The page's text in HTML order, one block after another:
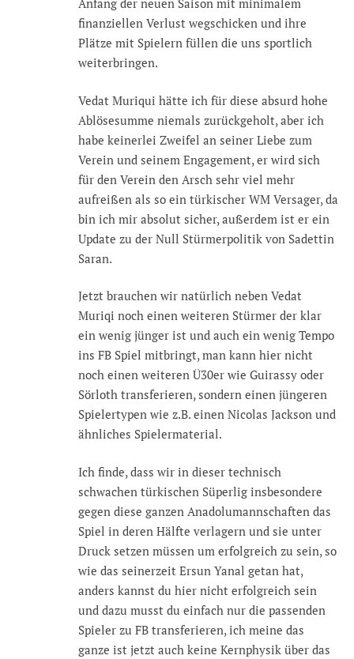
Anfang der neuen Saison mit minimalem
finanziellen Verlust wegschicken und ihre
Plätze mit Spielern füllen die uns sportlich
weiterbringen.
Vedat Muriqui hätte ich für diese absurd hohe
Ablösesumme niemals zurückgeholt, aber ich
habe keinerlei Zweifel an seiner Liebe zum
Verein und seinem Engagement, er wird sich
für den Verein den Arsch sehr viel mehr
aufreißen als so ein türkischer WM Versager, da
bin ich mir absolut sicher, außerdem ist er ein
Update zu der Null Stürmerpolitik von Sadettin
Saran.
Jetzt brauchen wir natürlich neben Vedat
Muriqi noch einen weiteren Stürmer der klar
ein wenig jünger ist und auch ein wenig Tempo
ins FB Spiel mitbringt, man kann hier nicht
noch einen weiteren Ü30er wie Guirassy oder
Sörloth transferieren, sondern einen jüngeren
Spielertypen wie z.B. einen Nicolas Jackson und
ähnliches Spielermaterial.
Ich finde, dass wir in dieser technisch
schwachen türkischen Süperlig insbesondere
gegen diese ganzen Anadolumannschaften das
Spiel in deren Hälfte verlagern und sie unter
Druck setzen müssen um erfolgreich zu sein, so
wie das seinerzeit Ersun Yanal getan hat,
anders kannst du hier nicht erfolgreich sein
und dazu musst du einfach nur die passenden
Spieler zu FB transferieren, ich meine das
ganze ist jetzt auch keine Kernphysik über das